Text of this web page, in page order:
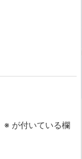
※ が付いている欄